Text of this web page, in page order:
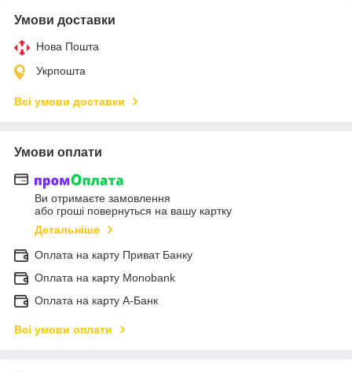
Умови доставки
Нова Пошта
Укрпошта
Всі умови доставки
Умови оплати
Ви отримаєте замовлення
або гроші повернуться на вашу картку
Детальніше
Оплата на карту Приват Банку
Оплата на карту Monobank
Оплата на карту А-Банк
Всі умови оплати